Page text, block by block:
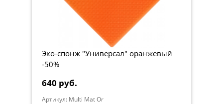
Эко-спонж "Универсал" оранжевый
-50%
640 руб.
Артикул: Multi Mat Or